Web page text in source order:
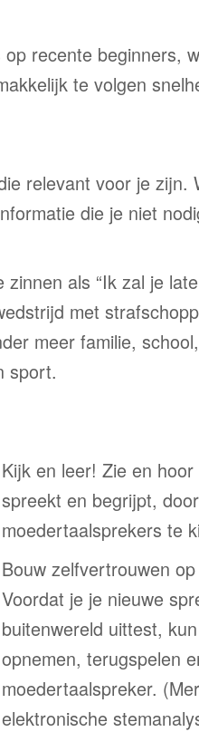
recente beginners,
te volgen
relevant voor je zijn.
die je niet
als “Ik zal je
met
meer familie,
sport.
Kijk en leer! Zie en
spreekt en begrijpt,
moedertaalsprekers te
Bouw zelfvertrouwen
Voordat je je nieuwe
buitenwereld uittest,
opnemen, terugspelen
moedertaalspreker.
elektronische